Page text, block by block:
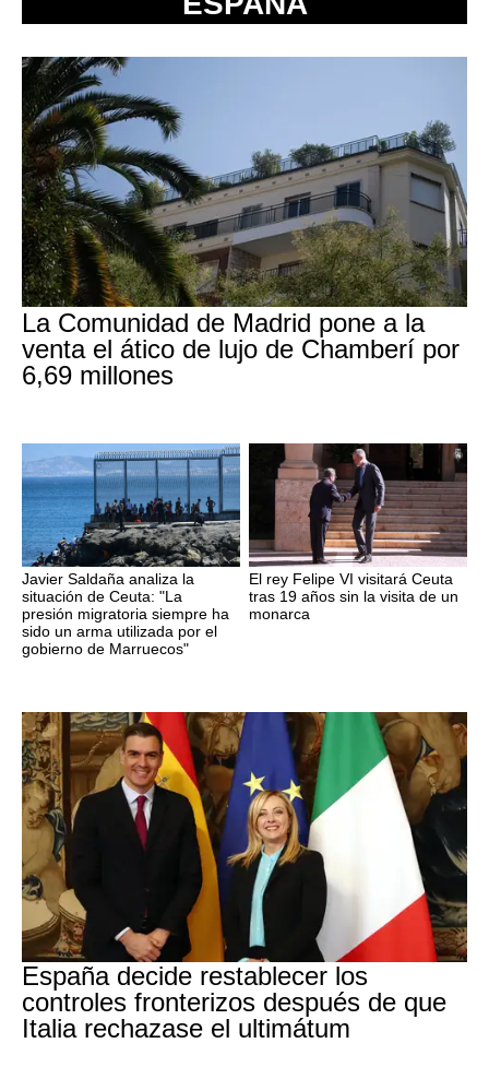
La Comunidad de Madrid pone a la
venta el ático de lujo de Chamberí por
6,69 millones
Javier Saldaña analiza la
situación de Ceuta: "La
presión migratoria siempre ha
sido un arma utilizada por el
gobierno de Marruecos"
El rey Felipe VI visitará Ceuta
tras 19 años sin la visita de un
monarca
CRISIS MIGRATORIA
España decide restablecer los
controles fronterizos después de que
Italia rechazase el ultimátum